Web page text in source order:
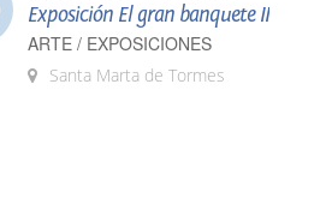
Exposición El gran banquete II
ARTE / EXPOSICIONES
Santa Marta de Tormes